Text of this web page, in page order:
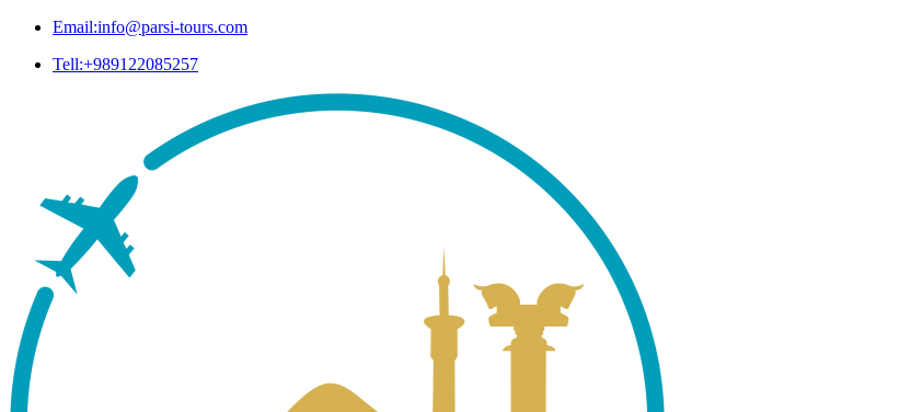
Email:info@parsi-tours.com
Tell:+989122085257